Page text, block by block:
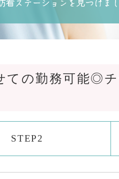
ての勤務可能◎
STEP2